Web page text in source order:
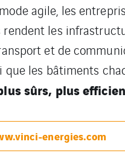
agile, les
rendent les
et de
que les bâtiments
sûrs, plus
energies.com